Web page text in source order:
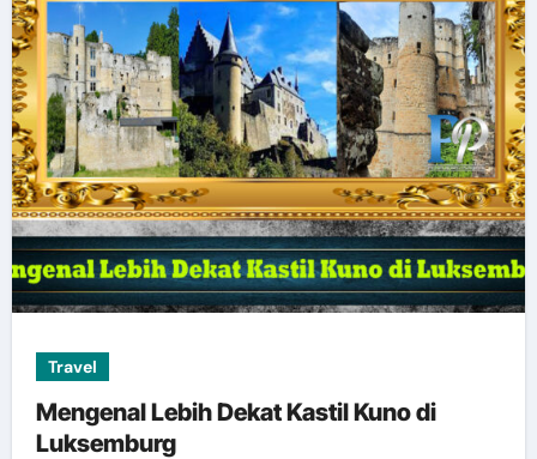
Travel
Mengenal Lebih Dekat Kastil Kuno di
Luksemburg